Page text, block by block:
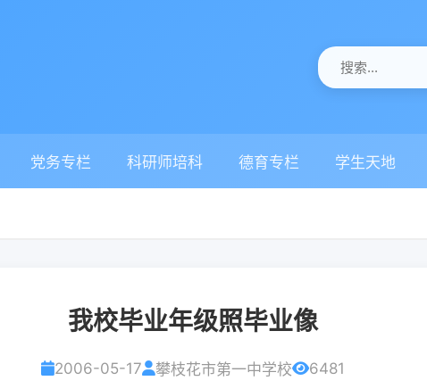
党务专栏 科研师培科 德育专栏 学生天地
我校毕业年级照毕业像
2006-05-17 攀枝花市第一中学校 6481